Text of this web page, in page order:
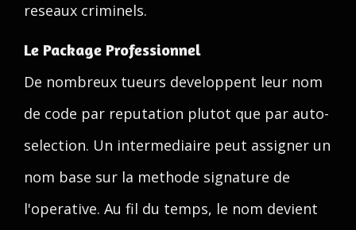
reseaux criminels.
Le Package Professionnel
De nombreux tueurs developpent leur nom
de code par reputation plutot que par auto-
selection. Un intermediaire peut assigner un
nom base sur la methode signature de
l'operative. Au fil du temps, le nom devient